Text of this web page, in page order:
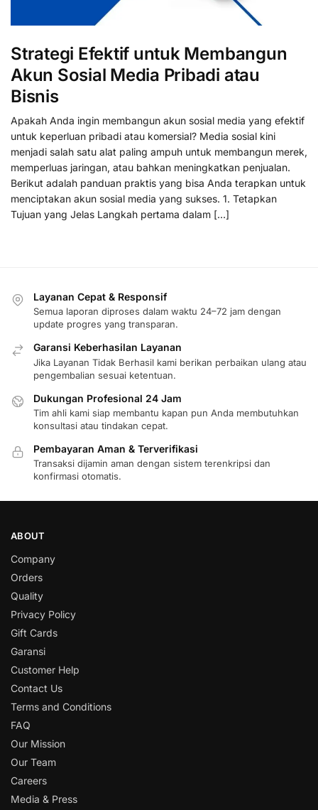
Strategi Efektif untuk Membangun
Akun Sosial Media Pribadi atau
Bisnis
Apakah Anda ingin membangun akun sosial media yang efektif
untuk keperluan pribadi atau komersial? Media sosial kini
menjadi salah satu alat paling ampuh untuk membangun merek,
memperluas jaringan, atau bahkan meningkatkan penjualan.
Berikut adalah panduan praktis yang bisa Anda terapkan untuk
menciptakan akun sosial media yang sukses. 1. Tetapkan
Tujuan yang Jelas Langkah pertama dalam […]
Layanan Cepat & Responsif
Semua laporan diproses dalam waktu 24–72 jam dengan
update progres yang transparan.
Garansi Keberhasilan Layanan
Jika Layanan Tidak Berhasil kami berikan perbaikan ulang atau
pengembalian sesuai ketentuan.
Dukungan Profesional 24 Jam
Tim ahli kami siap membantu kapan pun Anda membutuhkan
konsultasi atau tindakan cepat.
Pembayaran Aman & Terverifikasi
Transaksi dijamin aman dengan sistem terenkripsi dan
konfirmasi otomatis.
ABOUT
Company
Orders
Quality
Privacy Policy
Gift Cards
Garansi
Customer Help
Contact Us
Terms and Conditions
FAQ
Our Mission
Our Team
Careers
Media & Press